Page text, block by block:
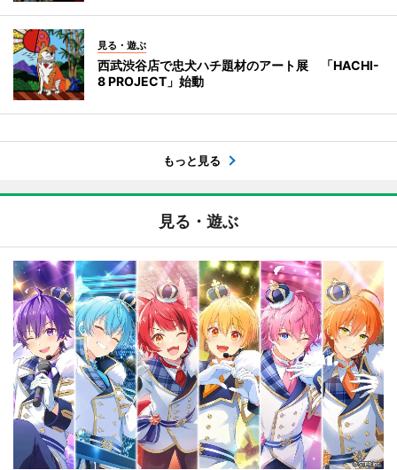
見る・遊ぶ
西武渋谷店で忠犬ハチ題材のアート展 「HACHI-
8 PROJECT」始動
もっと見る
見る・遊ぶ